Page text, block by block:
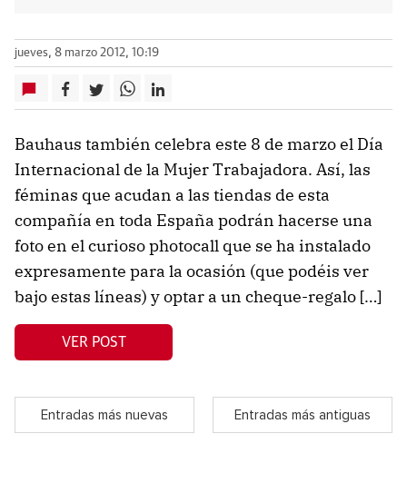
jueves, 8 marzo 2012, 10:19
Bauhaus también celebra este 8 de marzo el Día
Internacional de la Mujer Trabajadora. Así, las
féminas que acudan a las tiendas de esta
compañía en toda España podrán hacerse una
foto en el curioso photocall que se ha instalado
expresamente para la ocasión (que podéis ver
bajo estas líneas) y optar a un cheque-regalo […]
VER POST
Entradas más nuevas Entradas más antiguas